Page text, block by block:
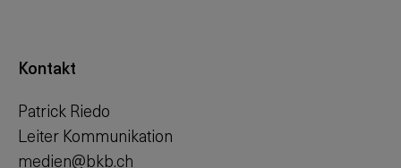
Kontakt
Patrick Riedo
Leiter Kommunikation
medien@bkb.ch